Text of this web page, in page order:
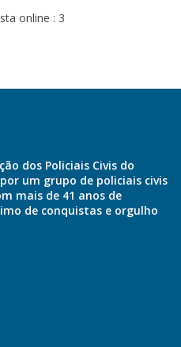
online : 3
dos Policiais Civis do
um grupo de policiais civis
mais de 41 anos de
de conquistas e orgulho